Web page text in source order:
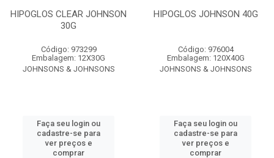
HIPOGLOS CLEAR JOHNSON
30G
Código: 973299
Embalagem: 12X30G
JOHNSONS & JOHNSONS
Faça seu login ou
cadastre-se para
ver preços e
comprar
HIPOGLOS JOHNSON 40G
Código: 976004
Embalagem: 120X40G
JOHNSONS & JOHNSONS
Faça seu login ou
cadastre-se para
ver preços e
comprar